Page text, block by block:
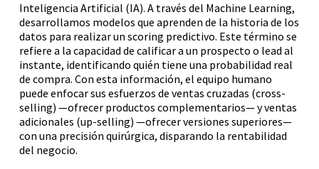
Inteligencia Artificial (IA). A través del Machine Learning,
desarrollamos modelos que aprenden de la historia de los
datos para realizar un scoring predictivo. Este término se
refiere a la capacidad de calificar a un prospecto o lead al
instante, identificando quién tiene una probabilidad real
de compra. Con esta información, el equipo humano
puede enfocar sus esfuerzos de ventas cruzadas (cross-
selling) —ofrecer productos complementarios— y ventas
adicionales (up-selling) —ofrecer versiones superiores—
con una precisión quirúrgica, disparando la rentabilidad
del negocio.